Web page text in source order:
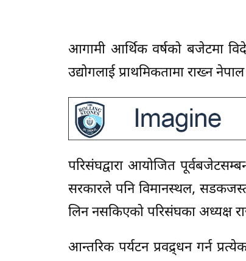
आगामी आर्थिक वर्षको बजेटमा
उद्योगलाई प्राथमिकतामा राख्न
परिसंघद्वारा आयोजित
सरकारले पनि विमानस्थल, सडकजस्ता
लिन नसकिएको परिसंघका अध्यक्ष
आन्तरिक पर्यटन प्रवद्र्धन गर्न